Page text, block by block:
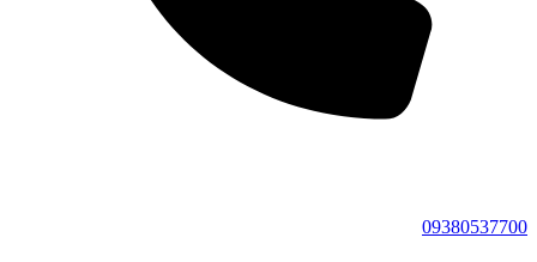
09380537700